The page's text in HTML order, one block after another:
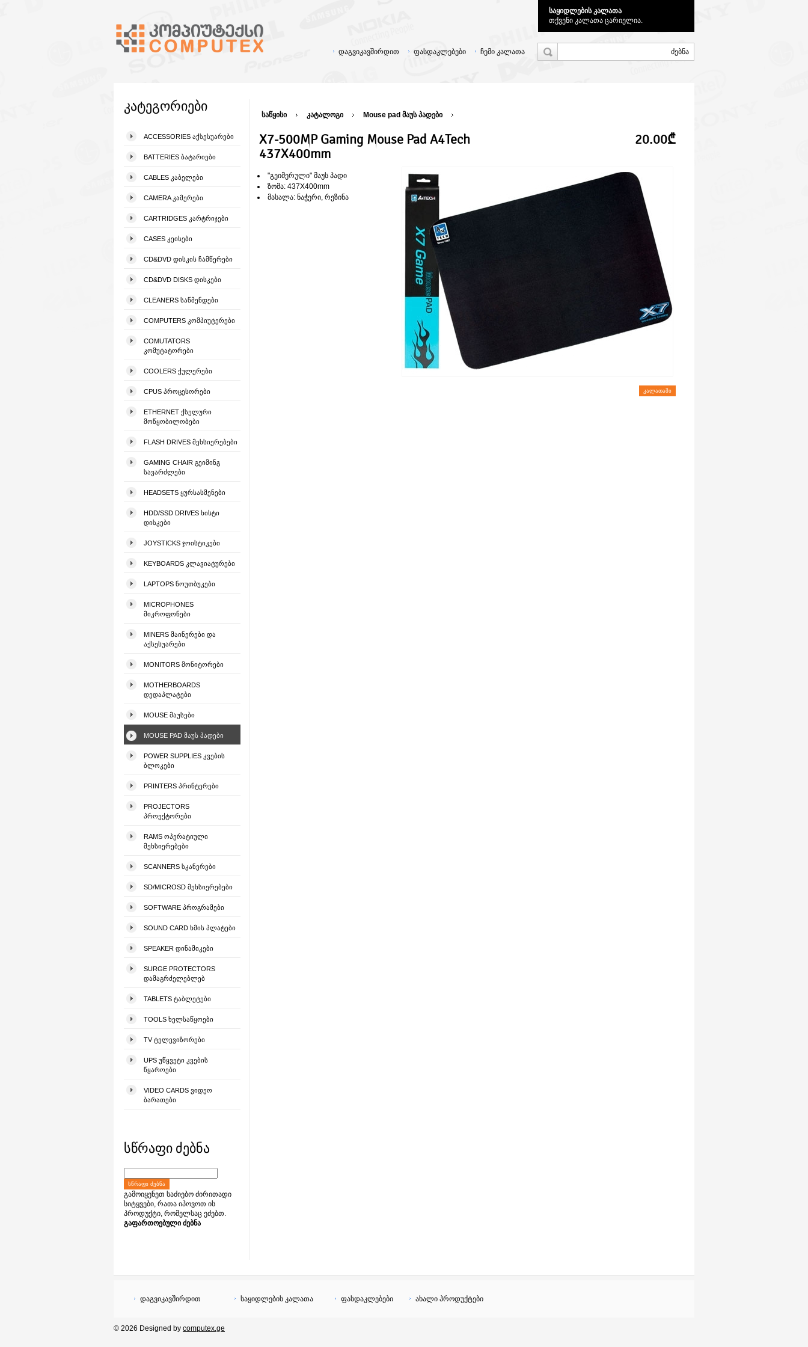
საყიდლების კალათა
თქვენი კალათა ცარიელია.
ჩემი კალათა
ფასდაკლებები
დაგვიკავშირდით
კატეგორიები
ACCESSORIES ᲐᲥᲡᲔᲡᲣᲐᲠᲔᲑᲘ
BATTERIES ᲑᲐᲢᲐᲠᲘᲔᲑᲘ
CABLES ᲙᲐᲑᲔᲚᲔᲑᲘ
CAMERA ᲙᲐᲛᲔᲠᲔᲑᲘ
CARTRIDGES ᲙᲐᲠᲢᲠᲘᲯᲔᲑᲘ
CASES ᲙᲔᲘᲡᲔᲑᲘ
CD&DVD ᲓᲘᲡᲙᲘᲡ ᲩᲐᲛᲬᲔᲠᲔᲑᲘ
CD&DVD DISKS ᲓᲘᲡᲙᲔᲑᲘ
CLEANERS ᲡᲐᲬᲛᲔᲜᲓᲔᲑᲘ
COMPUTERS ᲙᲝᲛᲞᲘᲣᲢᲔᲠᲔᲑᲘ
COMUTATORS
ᲙᲝᲛᲣᲢᲐᲢᲝᲠᲔᲑᲘ
COOLERS ᲥᲣᲚᲔᲠᲔᲑᲘ
CPUS ᲞᲠᲝᲪᲔᲡᲝᲠᲔᲑᲘ
ETHERNET ᲥᲡᲔᲚᲣᲠᲘ
ᲛᲝᲬᲧᲝᲑᲘᲚᲝᲑᲔᲑᲘ
FLASH DRIVES ᲛᲔᲮᲡᲘᲔᲠᲔᲑᲔᲑᲘ
GAMING CHAIR ᲒᲔᲘᲛᲘᲜᲒ
ᲡᲐᲕᲐᲠᲫᲚᲔᲑᲘ
HEADSETS ᲧᲣᲠᲡᲐᲡᲛᲔᲜᲔᲑᲘ
HDD/SSD DRIVES ᲮᲘᲡᲢᲘ
ᲓᲘᲡᲙᲔᲑᲘ
JOYSTICKS ᲯᲝᲘᲡᲢᲘᲙᲔᲑᲘ
KEYBOARDS ᲙᲚᲐᲕᲘᲐᲢᲣᲠᲔᲑᲘ
LAPTOPS ᲜᲝᲣᲗᲑᲣᲙᲔᲑᲘ
MICROPHONES
ᲛᲘᲙᲠᲝᲤᲝᲜᲔᲑᲘ
MINERS ᲛᲐᲘᲜᲔᲠᲔᲑᲘ ᲓᲐ
ᲐᲥᲡᲔᲡᲣᲐᲠᲔᲑᲘ
MONITORS ᲛᲝᲜᲘᲢᲝᲠᲔᲑᲘ
MOTHERBOARDS
ᲓᲔᲓᲐᲞᲚᲐᲢᲔᲑᲘ
MOUSE ᲛᲐᲣᲡᲔᲑᲘ
MOUSE PAD ᲛᲐᲣᲡ ᲞᲐᲓᲔᲑᲘ
POWER SUPPLIES ᲙᲕᲔᲑᲘᲡ
ᲑᲚᲝᲙᲔᲑᲘ
PRINTERS ᲞᲠᲘᲜᲢᲔᲠᲔᲑᲘ
PROJECTORS
ᲞᲠᲝᲔᲥᲢᲝᲠᲔᲑᲘ
RAMS ᲝᲞᲔᲠᲐᲢᲘᲣᲚᲘ
ᲛᲔᲮᲡᲘᲔᲠᲔᲑᲔᲑᲘ
SCANNERS ᲡᲙᲐᲜᲔᲠᲔᲑᲘ
SD/MICROSD ᲛᲔᲮᲡᲘᲔᲠᲔᲑᲔᲑᲘ
SOFTWARE ᲞᲠᲝᲒᲠᲐᲛᲔᲑᲘ
SOUND CARD ᲮᲛᲘᲡ ᲞᲚᲐᲢᲔᲑᲘ
SPEAKER ᲓᲘᲜᲐᲛᲘᲙᲔᲑᲘ
SURGE PROTECTORS
ᲓᲐᲛᲐᲒᲠᲫᲔᲚᲔᲑᲚᲔᲑ
TABLETS ᲢᲐᲑᲚᲔᲢᲔᲑᲘ
TOOLS ᲮᲔᲚᲡᲐᲬᲧᲝᲔᲑᲘ
TV ᲢᲔᲚᲔᲕᲘᲖᲝᲠᲔᲑᲘ
UPS ᲣᲬᲧᲕᲔᲢᲘ ᲙᲕᲔᲑᲘᲡ
ᲬᲧᲐᲠᲝᲔᲑᲘ
VIDEO CARDS ᲕᲘᲓᲔᲝ
ᲑᲐᲠᲐᲗᲔᲑᲘ
სწრაფი ძებნა
ᲡᲬᲠᲐᲤᲘ ᲫᲔᲑᲜᲐ
გამოიყენეთ საძიებო ძირითადი
სიტყვები, რათა იპოვოთ ის
პროდუქტი, რომელსაც ეძებთ.
გაფართოებული ძებნა
საწყისი კატალოგი Mouse pad მაუს პადები
X7-500MP Gaming Mouse Pad A4Tech
437X400mm
20.00₾
"გეიმერული" მაუს პადი
ზომა: 437X400mm
მასალა: ნაჭერი, რეზინა
ᲙᲐᲚᲐᲗᲐᲨᲘ
დაგვიკავშირდით საყიდლების კალათა ფასდაკლებები ახალი პროდუქტები
© 2026 Designed by computex.ge